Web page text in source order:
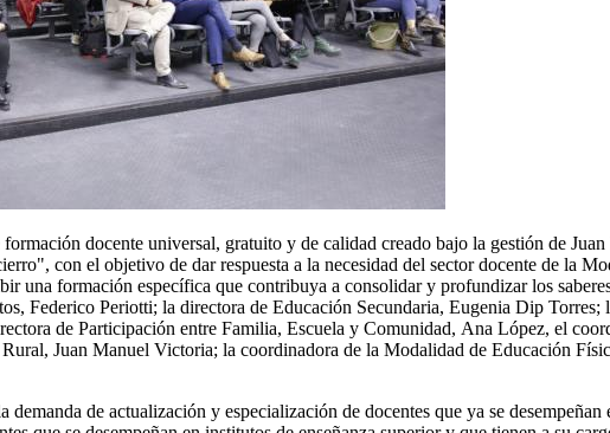
docente universal, gratuito y de calidad creado bajo la gestión de
con el objetivo de dar respuesta a la necesidad del sector docente de la
una formación específica que contribuya a consolidar y profundizar los
Federico Periotti; la directora de Educación Secundaria, Eugenia Dip
de Participación entre Familia, Escuela y Comunidad, Ana López, el
Juan Manuel Victoria; la coordinadora de la Modalidad de Educación
demanda de actualización y especialización de docentes que ya se